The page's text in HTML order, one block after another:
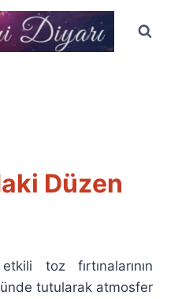
Düzen
toz fırtınalarının
tutularak atmosfer